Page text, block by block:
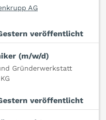
AG
veröffentlicht
(m/w/d)
Gründerwerkstatt
veröffentlicht